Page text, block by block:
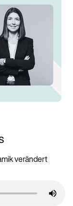
verändert